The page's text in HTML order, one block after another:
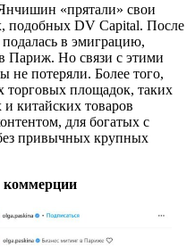
«прятали» свои
подобных DV Capital. После
в эмиграцию,
Париж. Но связи с этими
потеряли. Более того,
торговых площадок, таких
китайских товаров
для богатых с
привычных крупных
коммерции